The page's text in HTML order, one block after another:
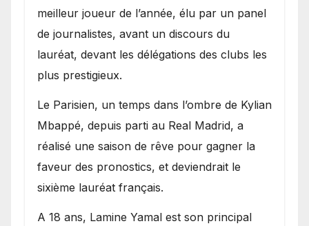
meilleur joueur de l’année, élu par un panel
de journalistes, avant un discours du
lauréat, devant les délégations des clubs les
plus prestigieux.
Le Parisien, un temps dans l’ombre de Kylian
Mbappé, depuis parti au Real Madrid, a
réalisé une saison de rêve pour gagner la
faveur des pronostics, et deviendrait le
sixième lauréat français.
A 18 ans, Lamine Yamal est son principal